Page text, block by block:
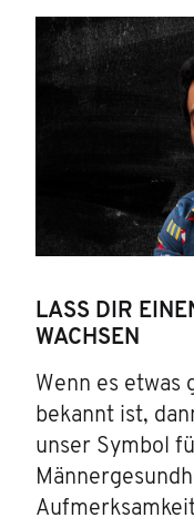
LASS DIR
WACHSEN
Wenn es etwas
bekannt ist,
unser Symbol